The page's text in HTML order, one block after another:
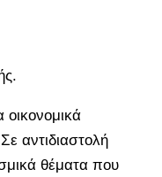
αντιδιαστολή
θέματα που